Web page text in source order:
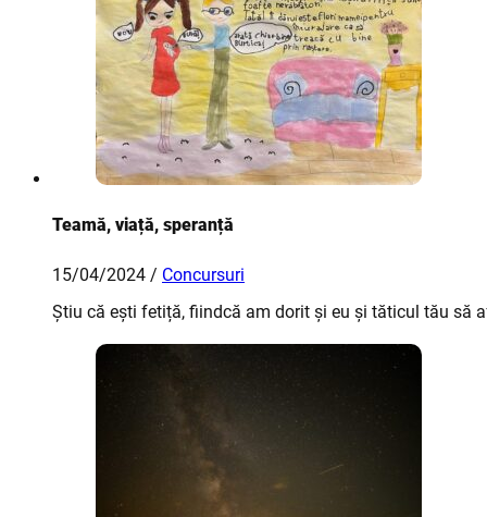
Teamă, viață, speranță
15/04/2024 / Concursuri
Știu că ești fetiță, fiindcă am dorit și eu și tăticul tău să